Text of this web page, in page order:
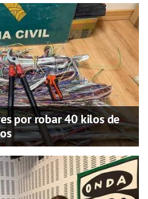
por robar 40 kilos de